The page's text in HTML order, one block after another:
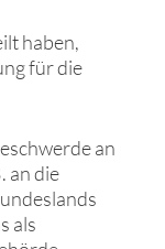
haben,
für die
an
an die
als